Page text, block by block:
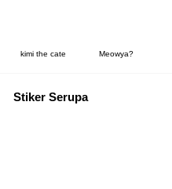
kimi the cate Meowya?
Stiker Serupa